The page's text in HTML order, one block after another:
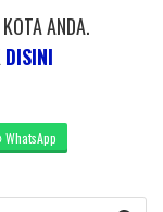
ANDA.
DISINI
WhatsApp